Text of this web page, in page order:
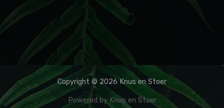
Copyright © 2026 Knus en Stoer
Powered by Knus en Stoer